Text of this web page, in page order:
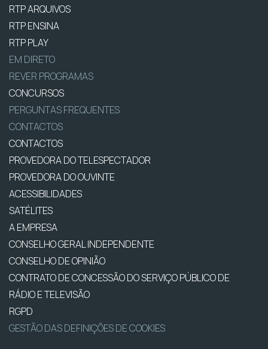
RTP ARQUIVOS
RTP ENSINA
RTP PLAY
EM DIRETO
REVER PROGRAMAS
CONCURSOS
PERGUNTAS FREQUENTES
CONTACTOS
CONTACTOS
PROVEDORA DO TELESPECTADOR
PROVEDORA DO OUVINTE
ACESSIBILIDADES
SATÉLITES
A EMPRESA
CONSELHO GERAL INDEPENDENTE
CONSELHO DE OPINIÃO
CONTRATO DE CONCESSÃO DO SERVIÇO PÚBLICO DE
RÁDIO E TELEVISÃO
RGPD
GESTÃO DAS DEFINIÇÕES DE COOKIES